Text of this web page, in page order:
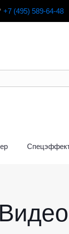
+7 (495) 589-64-48